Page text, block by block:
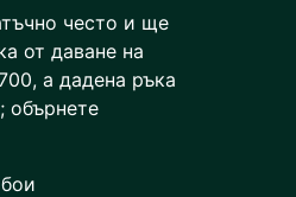
често и ще
от даване на
а дадена ръка
обърнете